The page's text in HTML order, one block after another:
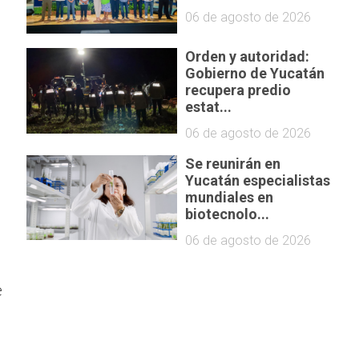
06 de agosto de 2026
Orden y autoridad:
Gobierno de Yucatán
recupera predio
estat...
06 de agosto de 2026
Se reunirán en
Yucatán especialistas
mundiales en
biotecnolo...
06 de agosto de 2026